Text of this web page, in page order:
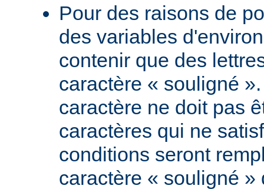
Pour des raisons de
des variables
contenir que des
caractère « souligné
caractère ne doit pas
caractères qui ne
conditions seront
caractère « souligné »